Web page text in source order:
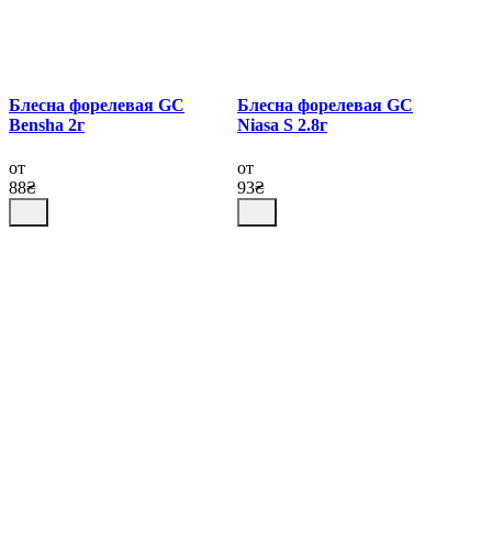
Блесна форелевая GC
Bensha 2г
от
88₴
Блесна форелевая GC
Niasa S 2.8г
от
93₴